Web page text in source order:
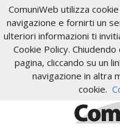
ComuniWeb utilizza
navigazione e fornirti un
ulteriori informazioni ti
Cookie Policy.
pagina, cliccando su un
navigazione in altra
cookie.